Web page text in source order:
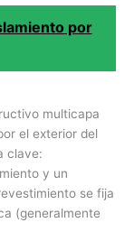
por
multicapa
el exterior del
clave:
y un
se fija
(generalmente